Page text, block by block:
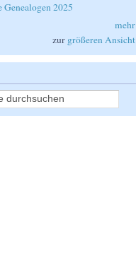
Genealogen 2025
mehr
zur größeren Ansicht